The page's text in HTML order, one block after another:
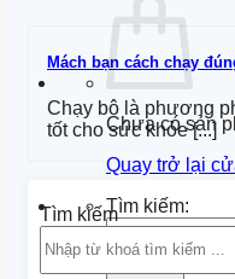
Chưa có sản
Quay trở lại
Tìm kiếm:
Mách bạn cách chạy
Chạy bộ là phương
tốt cho sức khỏe [...]
Tìm kiếm